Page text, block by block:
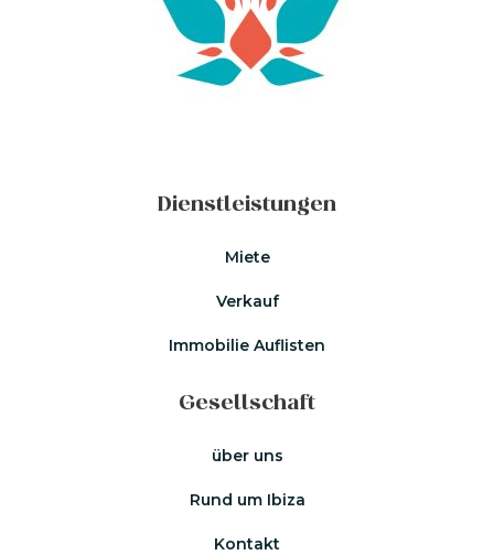
Dienstleistungen
Miete
Verkauf
Immobilie Auflisten
Gesellschaft
über uns
Rund um Ibiza
Kontakt